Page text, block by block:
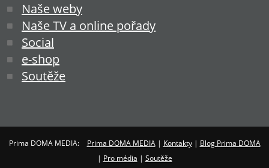
Naše weby
Naše TV a online pořady
Social
e-shop
Soutěže
Prima DOMA MEDIA: Prima DOMA MEDIA| Kontakty| Blog Prima DOMA
| Pro média | Soutěže